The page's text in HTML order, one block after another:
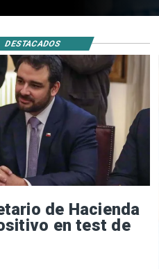
de Hacienda
en test de
DESTACADOS